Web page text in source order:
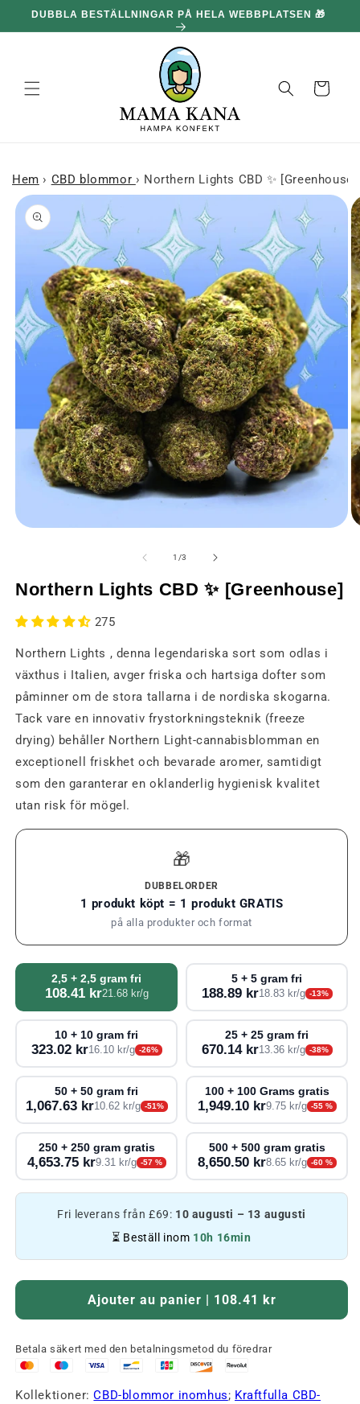
och gå
DUBBLA BESTÄLLNINGAR PÅ HELA WEBBPLATSEN 🎁
Korg
Hem › CBD blommor › Northern Lights CBD ✨ [Greenhouse]
till
ett
modalt
1 /av
3
Northern Lights CBD ✨ [Greenhouse]
275
Northern Lights , denna legendariska sort som odlas i
växthus i Italien, avger friska och hartsiga dofter som
påminner om de stora tallarna i de nordiska skogarna.
Tack vare en innovativ frystorkningsteknik (freeze
drying) behåller Northern Light-cannabisblomman en
exceptionell friskhet och bevarade aromer, samtidigt
som den garanterar en oklanderlig hygienisk kvalitet
utan risk för mögel.
🎁
DUBBELORDER
1 produkt köpt = 1 produkt GRATIS
på alla produkter och format
2,5 + 2,5 gram fri
108.41 kr21.68 kr/g
5 + 5 gram fri
188.89 kr18.83 kr/g -13%
10 + 10 gram fri
323.02 kr16.10 kr/g -26%
25 + 25 gram fri
670.14 kr13.36 kr/g -38%
50 + 50 gram fri
1,067.63 kr10.62 kr/g -51%
100 + 100 Grams gratis
1,949.10 kr9.75 kr/g -55 %
250 + 250 gram gratis
4,653.75 kr9.31 kr/g -57 %
500 + 500 gram gratis
8,650.50 kr8.65 kr/g -60 %
Fri leverans från £69: 10 augusti – 13 augusti
⏳ Beställ inom 10h 16min
Ajouter au panier | 108.41 kr
Betala säkert med den betalningsmetod du föredrar
Kollektioner:CBD-blommor inomhus; Kraftfulla CBD-